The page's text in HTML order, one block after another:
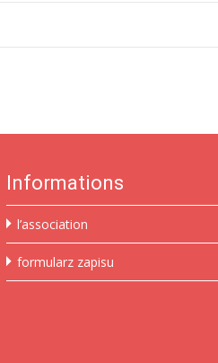
Informations
l’association
formularz zapisu